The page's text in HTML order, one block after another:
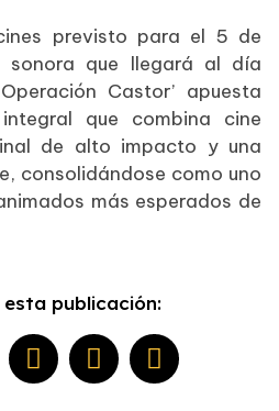
previsto para el 5 de
que llegará al día
Castor’ apuesta
que combina cine
de alto impacto y una
consolidándose como uno
más esperados de
publicación: